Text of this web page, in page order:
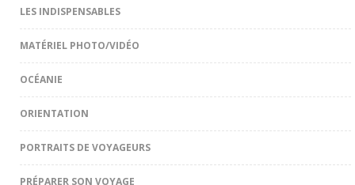
LES INDISPENSABLES
MATÉRIEL PHOTO/VIDÉO
OCÉANIE
ORIENTATION
PORTRAITS DE VOYAGEURS
PRÉPARER SON VOYAGE